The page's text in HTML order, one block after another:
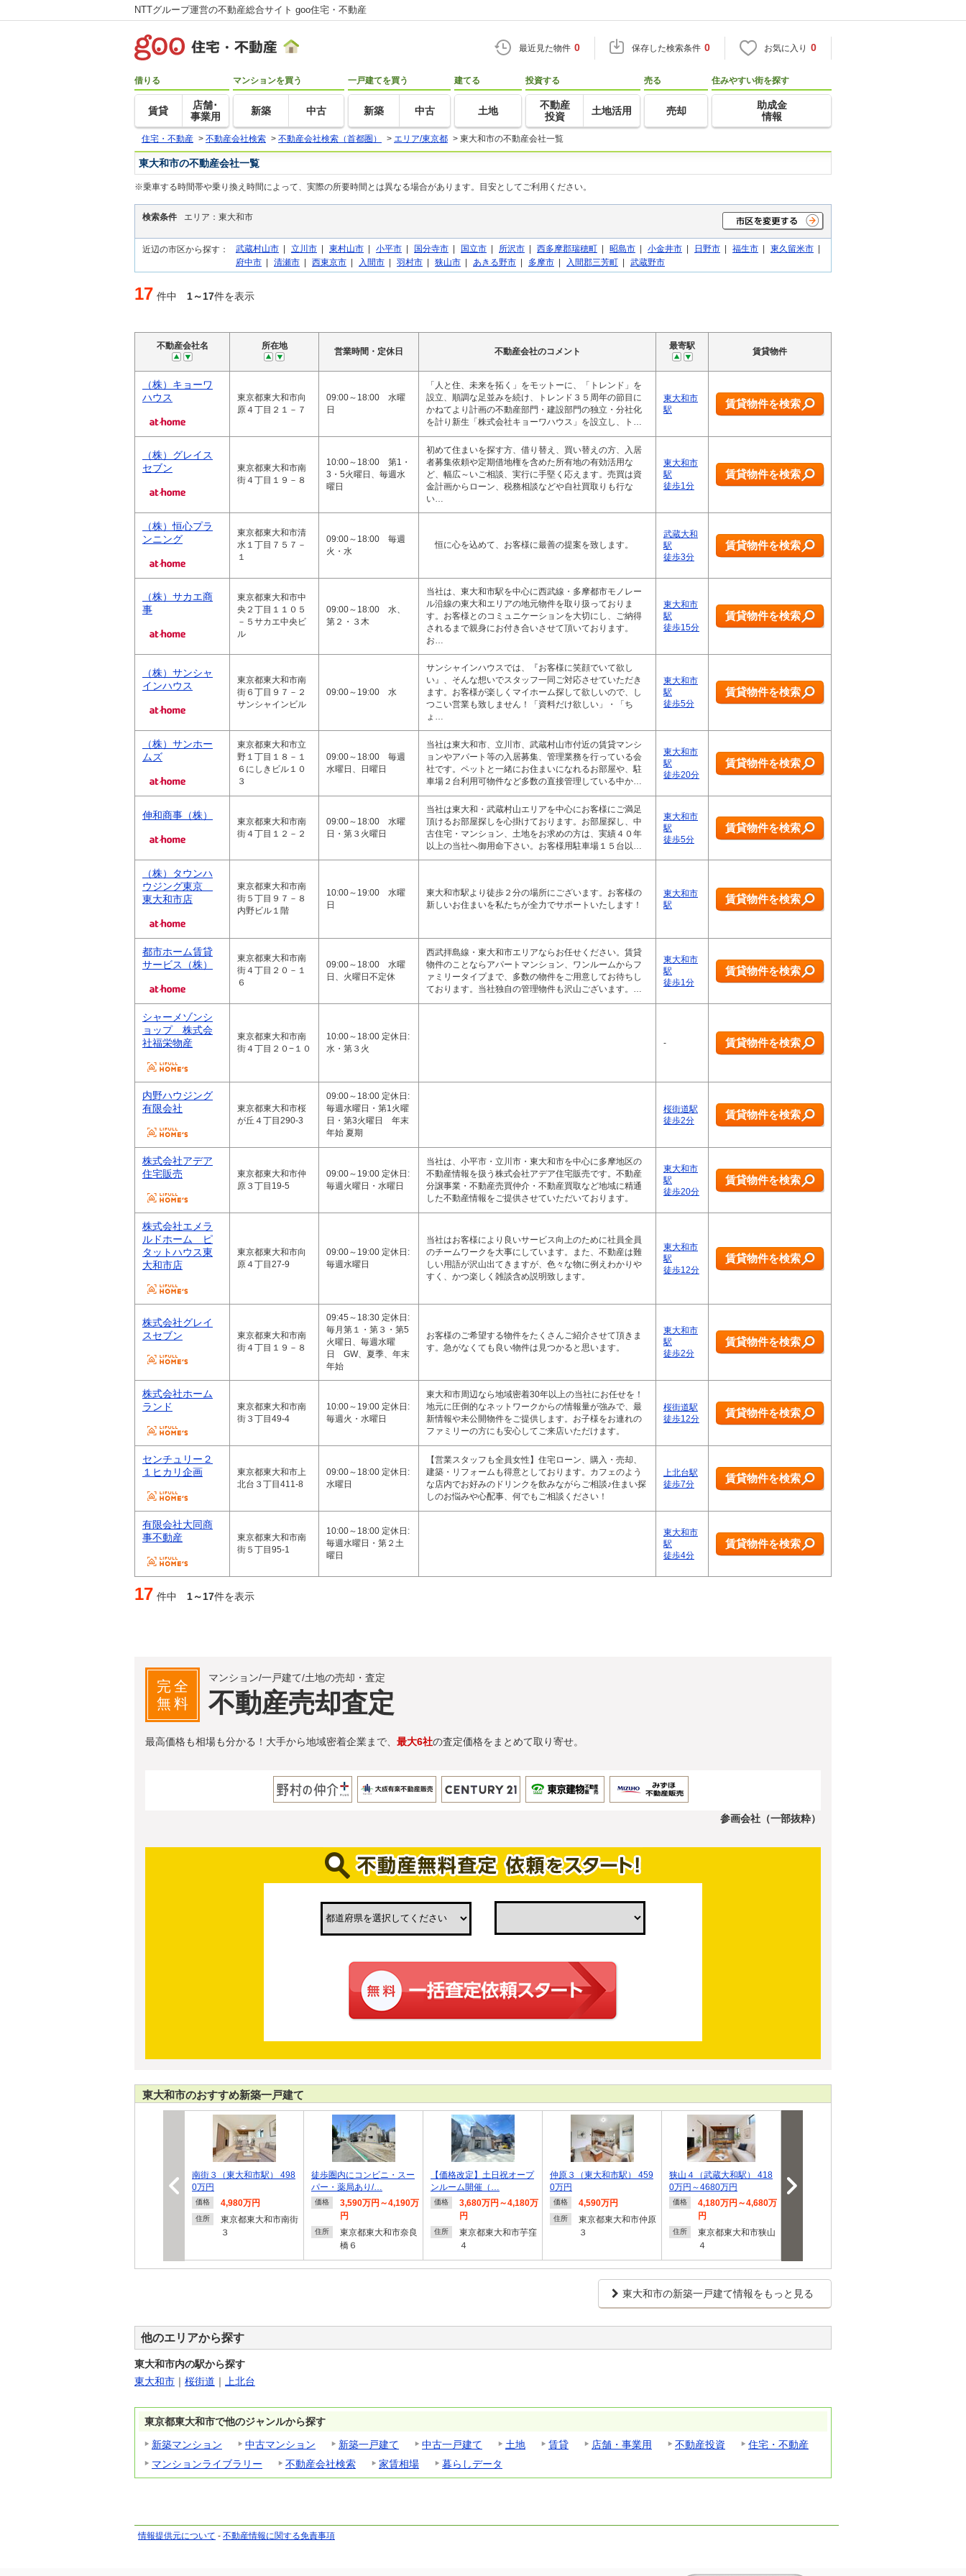
NTTグループ運営の不動産総合サイト goo住宅・不動産
最近見た物件 0 保存した検索条件 0 お気に入り 0
借りる
賃貸
店舗･
事業用
マンションを買う
新築 中古
一戸建てを買う
新築 中古
建てる
土地
投資する
不動産
投資
土地活用
売る
売却
住みやすい街を探す
助成金
情報
住宅・不動産 > 不動産会社検索 > 不動産会社検索（首都圏） > エリア/東京都 > 東大和市の不動産会社一覧
東大和市の不動産会社一覧
※乗車する時間帯や乗り換え時間によって、実際の所要時間とは異なる場合があります。目安としてご利用ください。
検索条件 エリア：東大和市
近辺の市区から探す： 武蔵村山市 | 立川市 | 東村山市 | 小平市 | 国分寺市 | 国立市 | 所沢市 | 西多摩郡瑞穂町 | 昭島市 | 小金井市 | 日野市 | 福生市 | 東久留米市 |
府中市 | 清瀬市 | 西東京市 | 入間市 | 羽村市 | 狭山市 | あきる野市 | 多摩市 | 入間郡三芳町 | 武蔵野市
17 件中 1～17件を表示
不動産会社名 所在地
営業時間・定休日 不動産会社のコメント
最寄駅
賃貸物件
（株）キョーワ
ハウス
東京都東大和市向
原４丁目２１－７
09:00～18:00 水曜
日
「人と住、未来を拓く」をモットーに、「トレンド」を
設立、順調な足並みを続け、トレンド３５周年の節目に
かねてより計画の不動産部門・建設部門の独立・分社化
を計り新生「株式会社キョーワハウス」を設立し、ト…
東大和市
駅
賃貸物件を検索
（株）グレイス
セブン
東京都東大和市南
街４丁目１９－８
10:00～18:00 第1・
3・5火曜日、毎週水
曜日
初めて住まいを探す方、借り替え、買い替えの方、入居
者募集依頼や定期借地権を含めた所有地の有効活用な
ど、幅広～いご相談、実行に手堅く応えます。売買は資
金計画からローン、税務相談などや自社買取りも行な
い…
東大和市
駅
徒歩1分
賃貸物件を検索
（株）恒心プラ
ンニング
東京都東大和市清
水１丁目７５７－
１
09:00～18:00 毎週
火・水
恒に心を込めて、お客様に最善の提案を致します。
武蔵大和
駅
徒歩3分
賃貸物件を検索
（株）サカエ商
事
東京都東大和市中
央２丁目１１０５
－５サカエ中央ビ
ル
09:00～18:00 水、
第２・３木
当社は、東大和市駅を中心に西武線・多摩都市モノレー
ル沿線の東大和エリアの地元物件を取り扱っておりま
す。お客様とのコミュニケーションを大切にし、ご納得
されるまで親身にお付き合いさせて頂いております。
お…
東大和市
駅
徒歩15分
賃貸物件を検索
（株）サンシャ
インハウス
東京都東大和市南
街６丁目９７－２
サンシャインビル
09:00～19:00 水
サンシャインハウスでは、『お客様に笑顔でいて欲し
い』、そんな想いでスタッフ一同ご対応させていただき
ます。お客様が楽しくマイホーム探して欲しいので、し
つこい営業も致しません！「資料だけ欲しい」・「ち
ょ…
東大和市
駅
徒歩5分
賃貸物件を検索
（株）サンホー
ムズ
東京都東大和市立
野１丁目１８－１
６にしきビル１０
３
09:00～18:00 毎週
水曜日、日曜日
当社は東大和市、立川市、武蔵村山市付近の賃貸マンシ
ョンやアパート等の入居募集、管理業務を行っている会
社です。ペットと一緒にお住まいになれるお部屋や、駐
車場２台利用可物件など多数の直接管理している中か…
東大和市
駅
徒歩20分
賃貸物件を検索
伸和商事（株）
東京都東大和市南
街４丁目１２－２
09:00～18:00 水曜
日・第３火曜日
当社は東大和・武蔵村山エリアを中心にお客様にご満足
頂けるお部屋探しを心掛けております。お部屋探し、中
古住宅・マンション、土地をお求めの方は、実績４０年
以上の当社へ御用命下さい。お客様用駐車場１５台以…
東大和市
駅
徒歩5分
賃貸物件を検索
（株）タウンハ
ウジング東京
東大和市店
東京都東大和市南
街５丁目９７－８
内野ビル１階
10:00～19:00 水曜
日
東大和市駅より徒歩２分の場所にございます。お客様の
新しいお住まいを私たちが全力でサポートいたします！
東大和市
駅
賃貸物件を検索
都市ホーム賃貸
サービス（株）
東京都東大和市南
街４丁目２０－１
６
09:00～18:00 水曜
日、火曜日不定休
西武拝島線・東大和市エリアならお任せください。賃貸
物件のことならアパートマンション、ワンルームからフ
ァミリータイプまで、多数の物件をご用意してお待ちし
ております。当社独自の管理物件も沢山ございます。…
東大和市
駅
徒歩1分
賃貸物件を検索
シャーメゾンシ
ョップ 株式会
社福栄物産
東京都東大和市南
街４丁目２０−１０
10:00～18:00 定休日:
水・第３火
- 賃貸物件を検索
内野ハウジング
有限会社
東京都東大和市桜
が丘４丁目290-3
09:00～18:00 定休日:
毎週水曜日・第1火曜
日・第3火曜日 年末
年始 夏期
桜街道駅
徒歩2分
賃貸物件を検索
株式会社アデア
住宅販売
東京都東大和市仲
原３丁目19-5
09:00～19:00 定休日:
毎週火曜日・水曜日
当社は、小平市・立川市・東大和市を中心に多摩地区の
不動産情報を扱う株式会社アデア住宅販売です。不動産
分譲事業・不動産売買仲介・不動産買取など地域に精通
した不動産情報をご提供させていただいております。
東大和市
駅
徒歩20分
賃貸物件を検索
株式会社エメラ
ルドホーム ピ
タットハウス東
大和市店
東京都東大和市向
原４丁目27-9
09:00～19:00 定休日:
毎週水曜日
当社はお客様により良いサービス向上のために社員全員
のチームワークを大事にしています。また、不動産は難
しい用語が沢山出てきますが、色々な物に例えわかりや
すく、かつ楽しく雑談含め説明致します。
東大和市
駅
徒歩12分
賃貸物件を検索
株式会社グレイ
スセブン
東京都東大和市南
街４丁目１９－８
09:45～18:30 定休日:
毎月第１・第３・第5
火曜日、毎週水曜
日 GW、夏季、年末
年始
お客様のご希望する物件をたくさんご紹介させて頂きま
す。急がなくても良い物件は見つかると思います。
東大和市
駅
徒歩2分
賃貸物件を検索
株式会社ホーム
ランド
東京都東大和市南
街３丁目49-4
10:00～19:00 定休日:
毎週火・水曜日
東大和市周辺なら地域密着30年以上の当社にお任せを！
地元に圧倒的なネットワークからの情報量が強みで、最
新情報や未公開物件をご提供します。お子様をお連れの
ファミリーの方にも安心してご来店いただけます。
桜街道駅
徒歩12分
賃貸物件を検索
センチュリー２
１ヒカリ企画
東京都東大和市上
北台３丁目411-8
09:00～18:00 定休日:
水曜日
【営業スタッフも全員女性】住宅ローン、購入・売却、
建築・リフォームも得意としております。カフェのよう
な店内でお好みのドリンクを飲みながらご相談♪住まい探
しのお悩みや心配事、何でもご相談ください！
上北台駅
徒歩7分
賃貸物件を検索
有限会社大同商
事不動産
東京都東大和市南
街５丁目95-1
10:00～18:00 定休日:
毎週水曜日・第２土
曜日
東大和市
駅
徒歩4分
賃貸物件を検索
17 件中 1～17件を表示
完全
無料
マンション/一戸建て/土地の売却・査定
不動産売却査定
最高価格も相場も分かる！大手から地域密着企業まで、 最大6社の査定価格をまとめて取り寄せ。
参画会社（一部抜粋）
東大和市のおすすめ新築一戸建て
南街３（東大和市駅） 498
0万円
価格 4,980万円
住所
東京都東大和市南街
３
徒歩圏内にコンビニ・スー
パー・薬局あり/…
価格
3,590万円～4,190万
円
住所
東京都東大和市奈良
橋６
【価格改定】土日祝オープ
ンルーム開催（…
価格
3,680万円～4,180万
円
住所
東京都東大和市芋窪
４
仲原３（東大和市駅） 459
0万円
価格 4,590万円
住所
東京都東大和市仲原
３
狭山４（武蔵大和駅） 418
0万円～4680万円
価格
4,180万円～4,680万
円
住所
東京都東大和市狭山
４
0万円
東大和市の新築一戸建て情報をもっと見る
他のエリアから探す
東大和市内の駅から探す
東大和市 ｜ 桜街道 ｜ 上北台
東京都東大和市で他のジャンルから探す
新築マンション
中古マンション 新築一戸建て 中古一戸建て 土地 賃貸 店舗・事業用 不動産投資
住宅・不動産
マンションライブラリー
不動産会社検索 家賃相場 暮らしデータ
情報提供元について - 不動産情報に関する免責事項